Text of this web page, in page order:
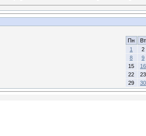
Пн
Вт
1
2
8
9
15
16
22
23
29
30